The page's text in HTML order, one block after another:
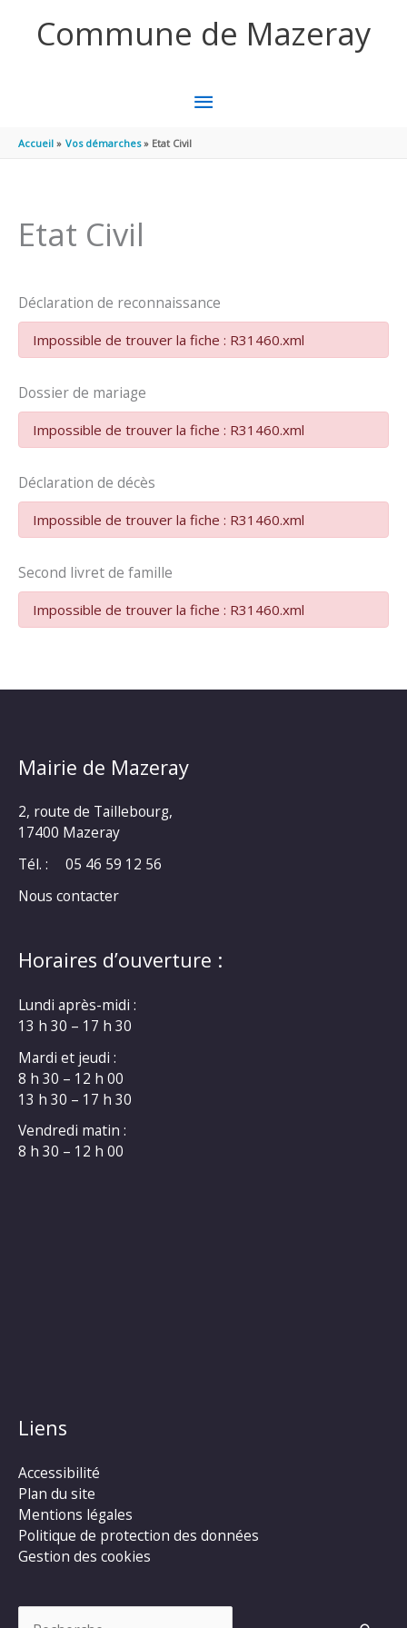
Commune de Mazeray
MENU
PRINCIPAL
Accueil Vos démarches Etat Civil
Etat Civil
Déclaration de reconnaissance
Impossible de trouver la fiche : R31460.xml
Dossier de mariage
Impossible de trouver la fiche : R31460.xml
Déclaration de décès
Impossible de trouver la fiche : R31460.xml
Second livret de famille
Impossible de trouver la fiche : R31460.xml
Mairie de Mazeray
2, route de Taillebourg,
17400 Mazeray
Tél. :
05 46 59 12 56
Nous contacter
Horaires d’ouverture :
Lundi après-midi :
13 h 30 – 17 h 30
Mardi et jeudi :
8 h 30 – 12 h 00
13 h 30 – 17 h 30
Vendredi matin :
8 h 30 – 12 h 00
Liens
Accessibilité
Plan du site
Mentions légales
Politique de protection des données
Gestion des cookies